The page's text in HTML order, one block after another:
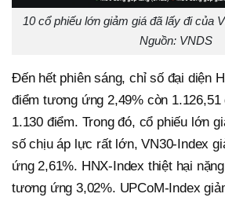
10 cổ phiếu lớn giảm giá đã lấy đi của
Nguồn: VNDS
Đến hết phiên sáng, chỉ số đại diện
điểm tương ứng 2,49% còn 1.126,51
1.130 điểm. Trong đó, cổ phiếu lớn
số chịu áp lực rất lớn, VN30-Index
ứng 2,61%. HNX-Index thiệt hại
tương ứng 3,02%. UPCoM-Index